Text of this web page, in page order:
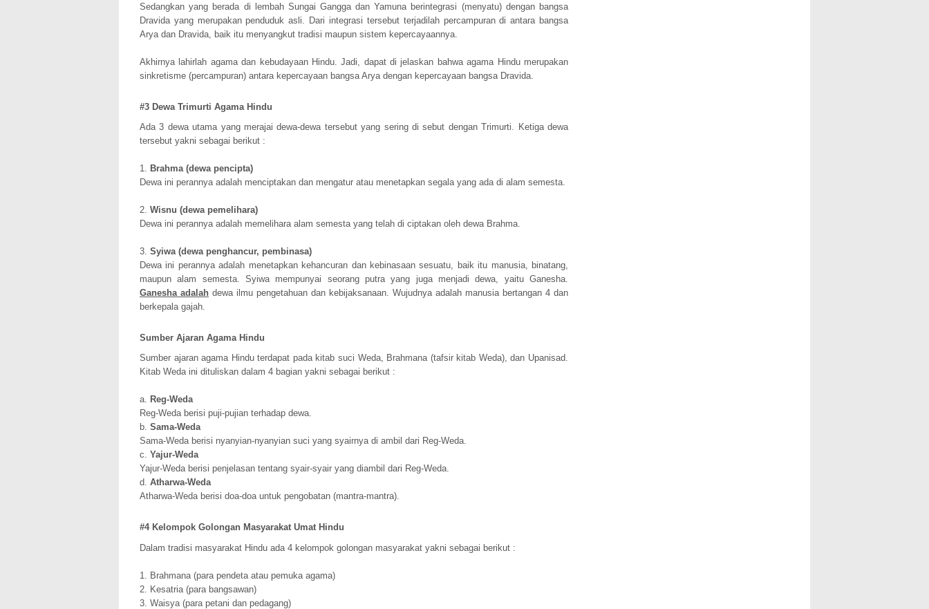
Sedangkan yang berada di lembah Sungai Gangga dan Yamuna berintegrasi (menyatu) dengan bangsa
Dravida yang merupakan penduduk asli. Dari integrasi tersebut terjadilah percampuran di antara bangsa
Arya dan Dravida, baik itu menyangkut tradisi maupun sistem kepercayaannya.
Akhirnya lahirlah agama dan kebudayaan Hindu. Jadi, dapat di jelaskan bahwa agama Hindu merupakan
sinkretisme (percampuran) antara kepercayaan bangsa Arya dengan kepercayaan bangsa Dravida.
#3 Dewa Trimurti Agama Hindu
Ada 3 dewa utama yang merajai dewa-dewa tersebut yang sering di sebut dengan Trimurti. Ketiga dewa
tersebut yakni sebagai berikut :
1.
Brahma (dewa pencipta)
Dewa ini perannya adalah menciptakan dan mengatur atau menetapkan segala yang ada di alam semesta.
2. Wisnu (dewa pemelihara)
Dewa ini perannya adalah memelihara alam semesta yang telah di ciptakan oleh dewa Brahma.
3. Syiwa (dewa penghancur, pembinasa)
Dewa ini perannya adalah menetapkan kehancuran dan kebinasaan sesuatu, baik itu manusia, binatang,
maupun alam semesta. Syiwa mempunyai seorang putra yang juga menjadi dewa, yaitu Ganesha.
Ganesha adalah dewa ilmu pengetahuan dan kebijaksanaan. Wujudnya adalah manusia bertangan 4 dan
berkepala gajah.
Sumber Ajaran Agama Hindu
Sumber ajaran agama Hindu terdapat pada kitab suci Weda, Brahmana (tafsir kitab Weda), dan Upanisad.
Kitab Weda ini dituliskan dalam 4 bagian yakni sebagai berikut :
a. Reg-Weda
Reg-Weda berisi puji-pujian terhadap dewa.
b. Sama-Weda
Sama-Weda berisi nyanyian-nyanyian suci yang syairnya di ambil dari Reg-Weda.
c. Yajur-Weda
Yajur-Weda berisi penjelasan tentang syair-syair yang diambil dari Reg-Weda.
d. Atharwa-Weda
Atharwa-Weda berisi doa-doa untuk pengobatan (mantra-mantra).
#4 Kelompok Golongan Masyarakat Umat Hindu
Dalam tradisi masyarakat Hindu ada 4 kelompok golongan masyarakat yakni sebagai berikut :
1. Brahmana (para pendeta atau pemuka agama)
2. Kesatria (para bangsawan)
3. Waisya (para petani dan pedagang)